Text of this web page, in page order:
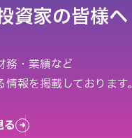
資家の皆様へ
務・業績など
報を掲載しております。
る